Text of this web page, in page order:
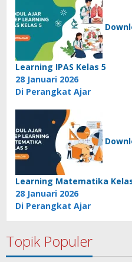
Learning IPAS Kelas 5
28 Januari 2026
Di Perangkat Ajar
Learning Matematika
28 Januari 2026
Di Perangkat Ajar
Topik Populer